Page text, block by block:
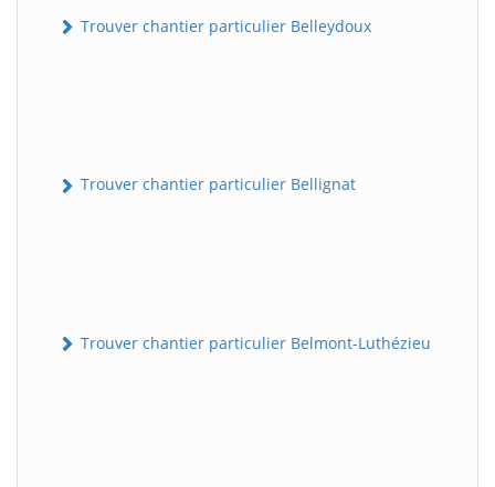
Trouver chantier particulier Belleydoux
Trouver chantier particulier Bellignat
Trouver chantier particulier Belmont-Luthézieu